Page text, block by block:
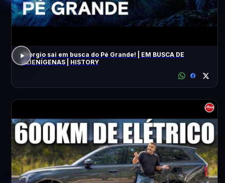
Giorgio sai em busca do Pé Grande! | EM BUSCA DE
ALIENÍGENAS | HISTORY